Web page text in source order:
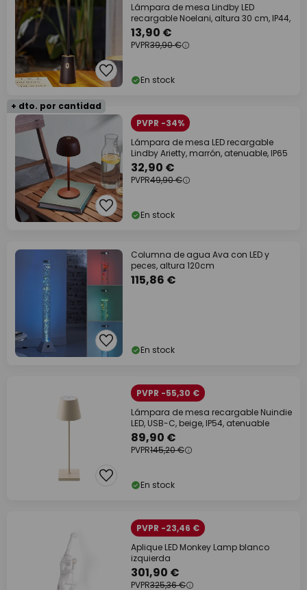
Lámpara de mesa Lindby LED
recargable Noelani, altura 30 cm, IP44,
13,90 €
PVPR39,90 €
En stock
+ dto. por cantidad
PVPR -34%
Lámpara de mesa LED recargable
Lindby Arietty, marrón, atenuable, IP65
32,90 €
PVPR49,90 €
En stock
Columna de agua Ava con LED y
peces, altura 120cm
115,86 €
En stock
PVPR -55,30 €
Lámpara de mesa recargable Nuindie
LED, USB-C, beige, IP54, atenuable
89,90 €
PVPR145,20 €
En stock
PVPR -23,46 €
Aplique LED Monkey Lamp blanco
izquierda
301,90 €
PVPR325,36 €